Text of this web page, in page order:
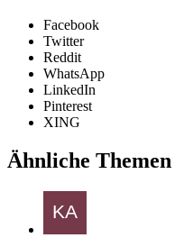
Facebook
Twitter
Reddit
WhatsApp
LinkedIn
Pinterest
XING
Ähnliche Themen